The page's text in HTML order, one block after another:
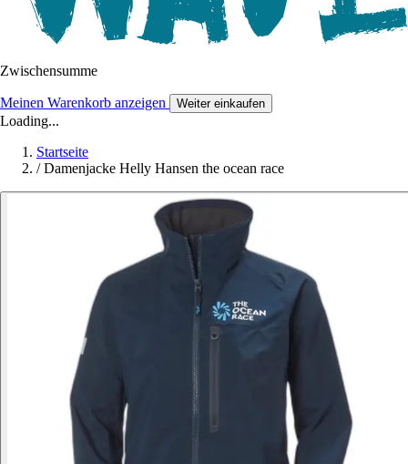
Zwischensumme
Meinen Warenkorb anzeigen Weiter einkaufen
Loading...
Startseite
/ Damenjacke Helly Hansen the ocean race